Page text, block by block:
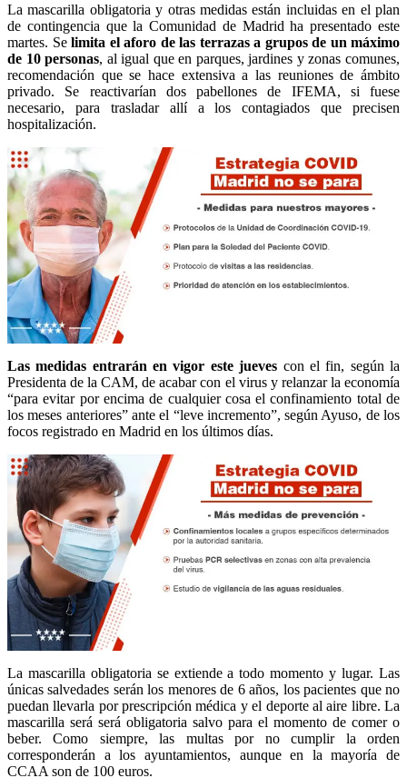
La mascarilla obligatoria y otras medidas están incluidas en el plan
de contingencia que la Comunidad de Madrid ha presentado este
martes. Se limita el aforo de las terrazas a grupos de un máximo
de 10 personas, al igual que en parques, jardines y zonas comunes,
recomendación que se hace extensiva a las reuniones de ámbito
privado. Se reactivarían dos pabellones de IFEMA, si fuese
necesario, para trasladar allí a los contagiados que precisen
hospitalización.
Las medidas entrarán en vigor este jueves con el fin, según la
Presidenta de la CAM, de acabar con el virus y relanzar la economía
“para evitar por encima de cualquier cosa el confinamiento total de
los meses anteriores” ante el “leve incremento”, según Ayuso, de los
focos registrado en Madrid en los últimos días.
La mascarilla obligatoria se extiende a todo momento y lugar. Las
únicas salvedades serán los menores de 6 años, los pacientes que no
puedan llevarla por prescripción médica y el deporte al aire libre. La
mascarilla será será obligatoria salvo para el momento de comer o
beber. Como siempre, las multas por no cumplir la orden
corresponderán a los ayuntamientos, aunque en la mayoría de
CCAA son de 100 euros.